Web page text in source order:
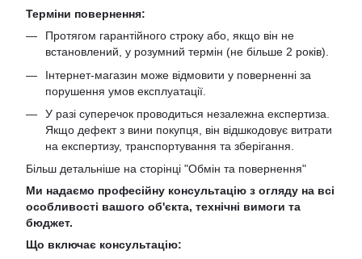
Терміни повернення:
Протягом гарантійного строку або, якщо він не
встановлений, у розумний термін (не більше 2 років).
Інтернет-магазин може відмовити у поверненні за
порушення умов експлуатації.
У разі суперечок проводиться незалежна експертиза.
Якщо дефект з вини покупця, він відшкодовує витрати
на експертизу, транспортування та зберігання.
Більш детальніше на сторінці "Обмін та повернення"
Ми надаємо професійну консультацію з огляду на всі
особливості вашого об'єкта, технічні вимоги та
бюджет.
Що включає консультацію: